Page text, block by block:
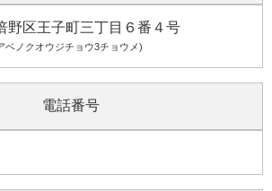
野区王子町三丁目６番４号
ベノクオウジチョウ3チョウメ)
電話番号